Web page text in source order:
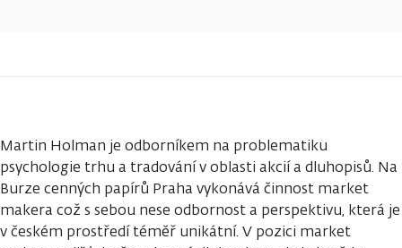
Martin Holman je odborníkem na problematiku
psychologie trhu a tradování v oblasti akcií a dluhopisů. Na
Burze cenných papírů Praha vykonává činnost market
makera což s sebou nese odbornost a perspektivu, která je
v českém prostředí téměř unikátní. V pozici market